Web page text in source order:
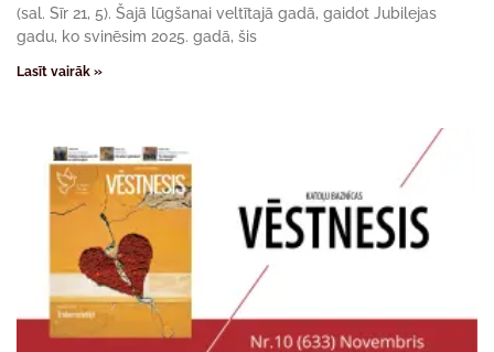
(sal. Sīr 21, 5). Šajā lūgšanai veltītajā gadā, gaidot Jubilejas
gadu, ko svinēsim 2025. gadā, šis
Lasīt vairāk »